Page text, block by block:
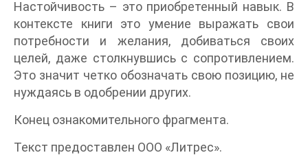
Настойчивость – это приобретенный навык. В
контексте книги это умение выражать свои
потребности и желания, добиваться своих
целей, даже столкнувшись с сопротивлением.
Это значит четко обозначать свою позицию, не
нуждаясь в одобрении других.
Конец ознакомительного фрагмента.
Текст предоставлен ООО «Литрес».